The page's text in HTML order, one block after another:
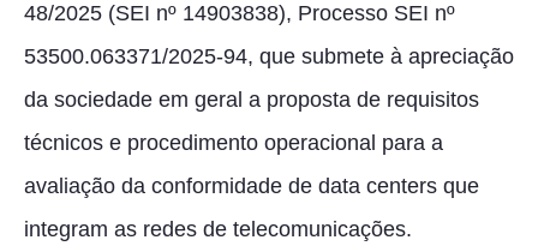
48/2025 (SEI nº 14903838), Processo SEI nº
53500.063371/2025-94, que submete à apreciação
da sociedade em geral a proposta de requisitos
técnicos e procedimento operacional para a
avaliação da conformidade de data centers que
integram as redes de telecomunicações.